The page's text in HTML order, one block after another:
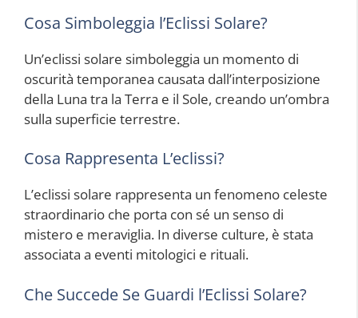
Cosa Simboleggia l’Eclissi Solare?
Un’eclissi solare simboleggia un momento di
oscurità temporanea causata dall’interposizione
della Luna tra la Terra e il Sole, creando un’ombra
sulla superficie terrestre.
Cosa Rappresenta L’eclissi?
L’eclissi solare rappresenta un fenomeno celeste
straordinario che porta con sé un senso di
mistero e meraviglia. In diverse culture, è stata
associata a eventi mitologici e rituali.
Che Succede Se Guardi l’Eclissi Solare?